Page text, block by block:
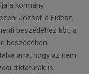
a kormány
József a Fidesz
beszédéhez köti a
beszédében
arra, hogy az nem
diktatúrák is